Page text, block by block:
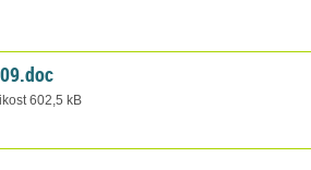
602,5 kB